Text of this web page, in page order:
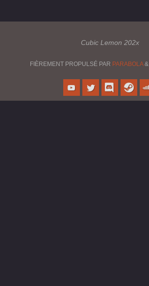
Cubic Lemon 202x
FIÈREMENT PROPULSÉ PAR PARABOLA&